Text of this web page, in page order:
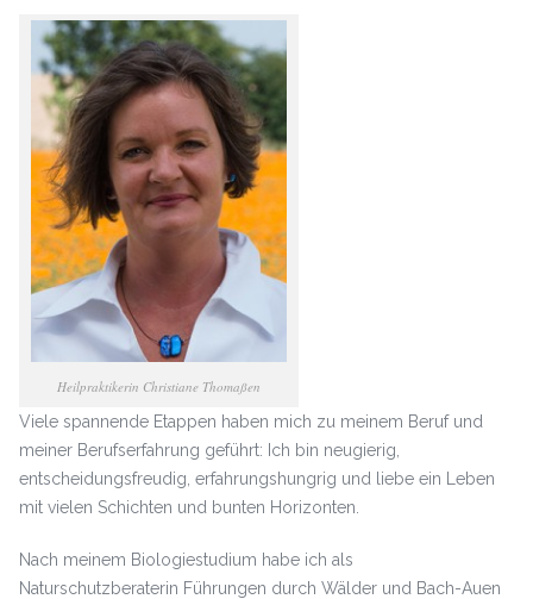
Heilpraktikerin Christiane Thomaßen
Viele spannende Etappen haben mich zu meinem Beruf und
meiner Berufserfahrung geführt: Ich bin neugierig,
entscheidungsfreudig, erfahrungshungrig und liebe ein Leben
mit vielen Schichten und bunten Horizonten.
Nach meinem Biologiestudium habe ich als
Naturschutzberaterin Führungen durch Wälder und Bach-Auen